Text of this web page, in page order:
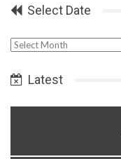
Select Date
Select
Latest